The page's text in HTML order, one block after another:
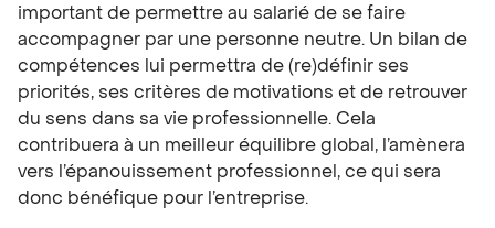
important de permettre au salarié de se faire
accompagner par une personne neutre. Un bilan de
compétences lui permettra de (re)définir ses
priorités, ses critères de motivations et de retrouver
du sens dans sa vie professionnelle. Cela
contribuera à un meilleur équilibre global, l’amènera
vers l’épanouissement professionnel, ce qui sera
donc bénéfique pour l’entreprise.